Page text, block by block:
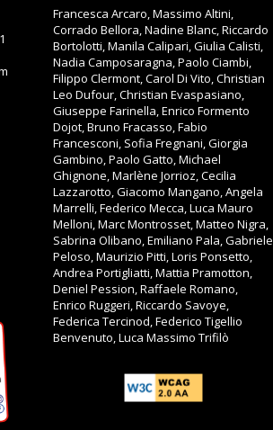
Francesca Arcaro, Massimo Altini,
Corrado Bellora, Nadine Blanc, Riccardo
Bortolotti, Manila Calipari, Giulia Calisti,
Nadia Camposaragna, Paolo Ciambi,
Filippo Clermont, Carol Di Vito, Christian
Leo Dufour, Christian Evaspasiano,
Giuseppe Farinella, Enrico Formento
Dojot, Bruno Fracasso, Fabio
Francesconi, Sofia Fregnani, Giorgia
Gambino, Paolo Gatto, Michael
Ghignone, Marlène Jorrioz, Cecilia
Lazzarotto, Giacomo Mangano, Angela
Marrelli, Federico Mecca, Luca Mauro
Melloni, Marc Montrosset, Matteo Nigra,
Sabrina Olibano, Emiliano Pala, Gabriele
Peloso, Maurizio Pitti, Loris Ponsetto,
Andrea Portigliatti, Mattia Pramotton,
Deniel Pession, Raffaele Romano,
Enrico Ruggeri, Riccardo Savoye,
Federica Tercinod, Federico Tigellio
Benvenuto, Luca Massimo Trifilò